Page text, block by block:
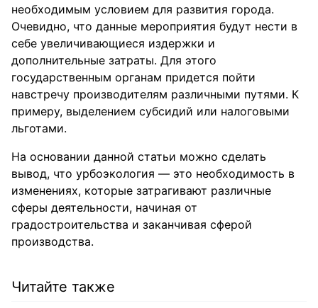
необходимым условием для развития города.
Очевидно, что данные мероприятия будут нести в
себе увеличивающиеся издержки и
дополнительные затраты. Для этого
государственным органам придется пойти
навстречу производителям различными путями. К
примеру, выделением субсидий или налоговыми
льготами.
На основании данной статьи можно сделать
вывод, что урбоэкология — это необходимость в
изменениях, которые затрагивают различные
сферы деятельности, начиная от
градостроительства и заканчивая сферой
производства.
Читайте также